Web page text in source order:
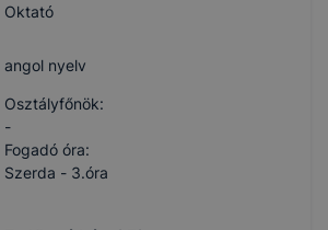
Oktató
angol nyelv
Osztályfőnök:
-
Fogadó óra:
Szerda - 3.óra